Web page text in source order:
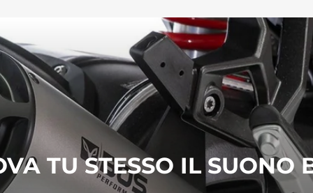
TU STESSO IL SUONO